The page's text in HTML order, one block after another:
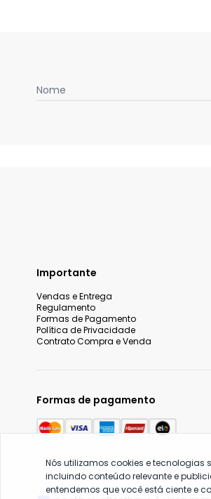
Nome
Importante
Vendas e Entrega
Regulamento
Formas de Pagamento
Política de Privacidade
Contrato Compra e Venda
Formas de pagamento
Nós utilizamos cookies e tecnologias
incluindo conteúdo relevante e
entendemos que você está ciente e